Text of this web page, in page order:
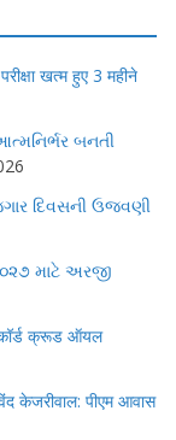
खत्म हुए 3 महीने
બનતી
દિવસની ઉજવણી
માટે અરજી
क्रूड ऑयल
केजरीवाल: पीएम आवास